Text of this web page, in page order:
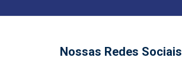
Nossas Redes Sociais